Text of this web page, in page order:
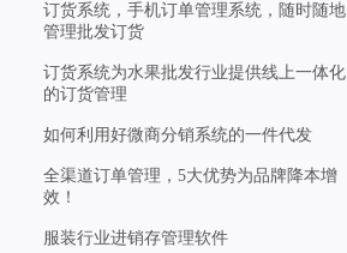
订货系统，手机订单管理系统，随时随地
管理批发订货
订货系统为水果批发行业提供线上一体化
的订货管理
如何利用好微商分销系统的一件代发
全渠道订单管理，5大优势为品牌降本增
效！
服装行业进销存管理软件